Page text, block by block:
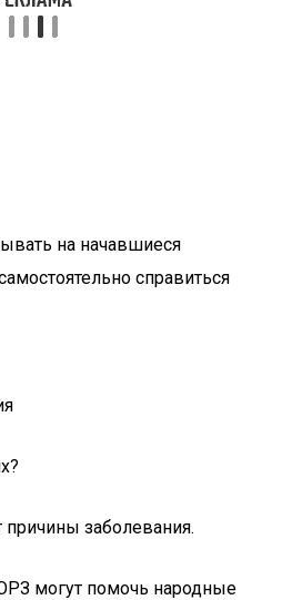
на начавшиеся
справиться
причины заболевания.
могут помочь народные